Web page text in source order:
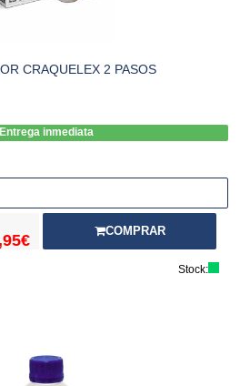
CRAQUELEX 2 PASOS
Entrega inmediata
COMPRAR
Stock: